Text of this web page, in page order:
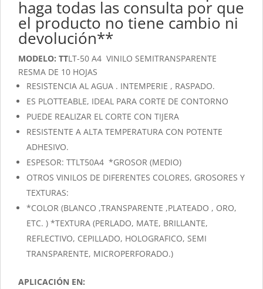
haga todas las consulta por que
el producto no tiene cambio ni
devolución**
MODELO: TTLT-50 A4 VINILO SEMITRANSPARENTE
RESMA DE 10 HOJAS
RESISTENCIA AL AGUA . INTEMPERIE , RASPADO.
ES PLOTTEABLE, IDEAL PARA CORTE DE CONTORNO
PUEDE REALIZAR EL CORTE CON TIJERA
RESISTENTE A ALTA TEMPERATURA CON POTENTE
ADHESIVO.
ESPESOR: TTLT50A4 *GROSOR (MEDIO)
OTROS VINILOS DE DIFERENTES COLORES, GROSORES Y
TEXTURAS:
*COLOR (BLANCO ,TRANSPARENTE ,PLATEADO , ORO,
ETC. ) *TEXTURA (PERLADO, MATE, BRILLANTE,
REFLECTIVO, CEPILLADO, HOLOGRAFICO, SEMI
TRANSPARENTE, MICROPERFORADO.)
APLICACIÓN EN: